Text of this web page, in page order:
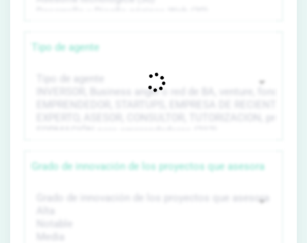
Tipo de agente
Grado de innovación de los proyectos que asesora